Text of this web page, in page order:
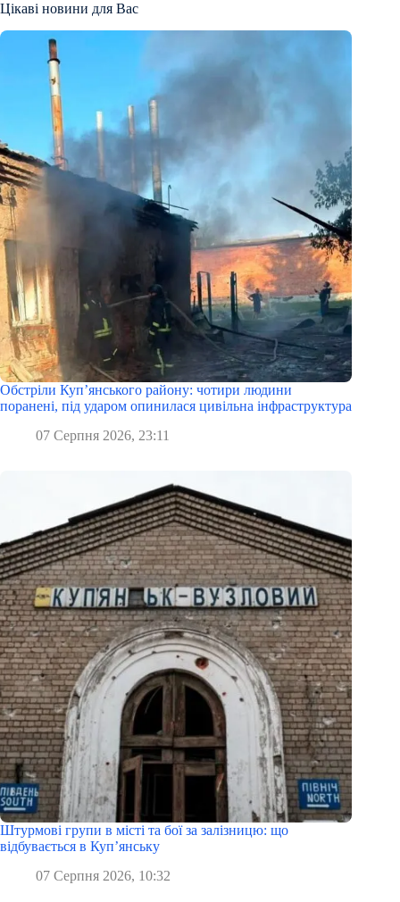
Цікаві новини для Вас
Обстріли Куп’янського району: чотири людини
поранені, під ударом опинилася цивільна інфраструктура
07 Серпня 2026, 23:11
Штурмові групи в місті та бої за залізницю: що
відбувається в Куп’янську
07 Серпня 2026, 10:32